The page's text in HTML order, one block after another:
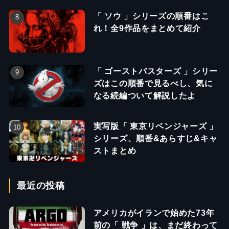
「 ソウ 」シリーズの順番はこ
れ！全9作品をまとめて紹介
「 ゴーストバスターズ 」シリー
ズはこの順番で見るべし、気に
なる続編ついて解説したよ
実写版「 東京リベンジャーズ 」
シリーズ、順番&あらすじ&キャ
ストまとめ
最近の投稿
アメリカがイランで始めた73年
前の「 戦争 」は、まだ終わって